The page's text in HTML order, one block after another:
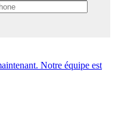
Notre équipe est